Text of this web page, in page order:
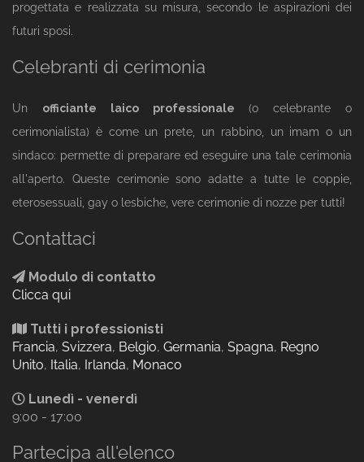
progettata e realizzata su misura, secondo le aspirazioni dei
futuri sposi.
Celebranti di cerimonia
Un officiante laico professionale (o celebrante o
cerimonialista) è come un prete, un rabbino, un imam o un
sindaco: permette di preparare ed eseguire una tale cerimonia
all'aperto. Queste cerimonie sono adatte a tutte le coppie,
eterosessuali, gay o lesbiche, vere cerimonie di nozze per tutti!
Contattaci
Modulo di contatto
Clicca qui
Tutti i professionisti
Francia, Svizzera, Belgio, Germania, Spagna, Regno
Unito, Italia, Irlanda, Monaco
Lunedì - venerdì
9:00 - 17:00
Partecipa all'elenco